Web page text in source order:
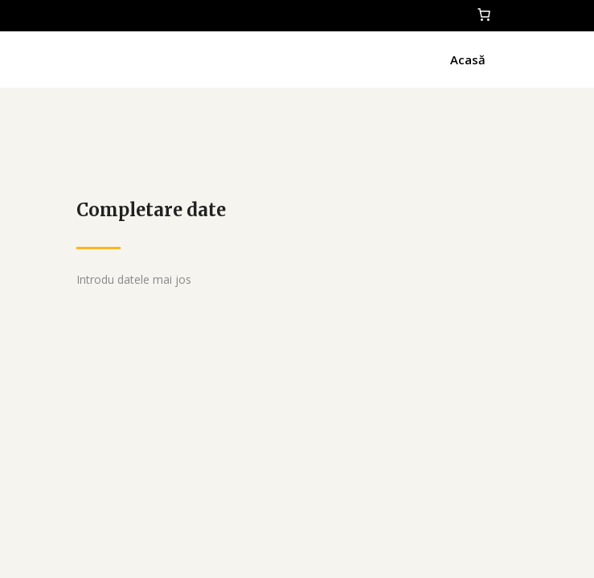
Acasă
Completare date
Introdu datele mai jos